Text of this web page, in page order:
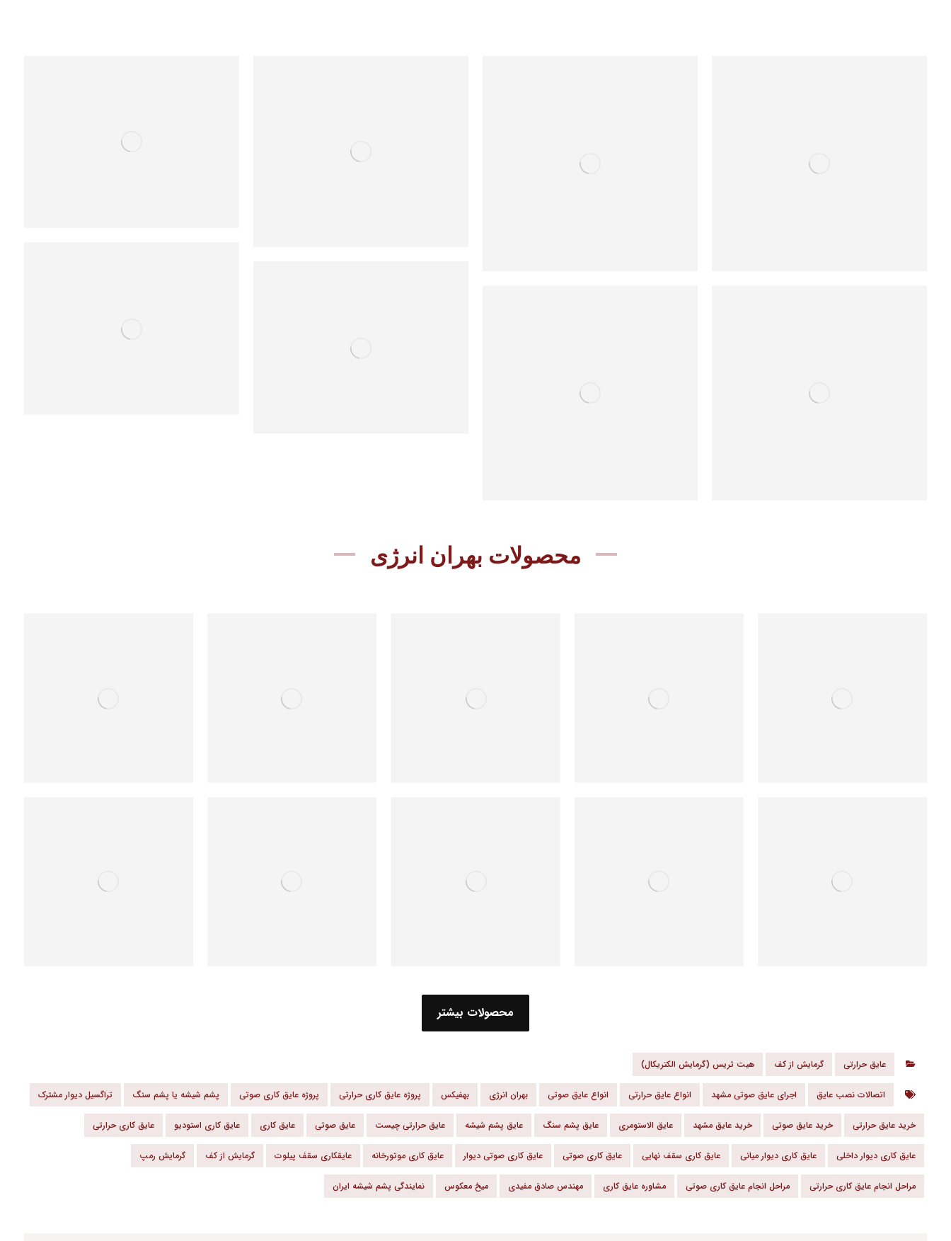
محصولات بهران انرژی
محصولات بیشتر
عایق حرارتی گرمایش از کف هیت تریس (گرمایش الکتریکال)
اتصالات نصب عایق اجرای عایق صوتی مشهد انواع عایق حرارتی انواع عایق صوتی بهران انرژی بهفیکس پروژه عایق کاری حرارتی پروژه عایق کاری صوتی پشم شیشه یا پشم سنگ تراگسیل دیوار مشترک
خرید عایق حرارتی خرید عایق صوتی خرید عایق مشهد عایق الاستومری عایق پشم سنگ عایق پشم شیشه عایق حرارتی چیست عایق صوتی عایق کاری عایق کاری استودیو عایق کاری حرارتی
عایق کاری دیوار داخلی عایق کاری دیوار میانی عایق کاری سقف نهایی عایق کاری صوتی عایق کاری صوتی دیوار عایق کاری موتورخانه عایقکاری سقف پیلوت گرمایش از کف گرمایش رمپ
مراحل انجام عایق کاری حرارتی مراحل انجام عایق کاری صوتی مشاوره عایق کاری مهندس صادق مفیدی میخ معکوس نمایندگی پشم شیشه ایران